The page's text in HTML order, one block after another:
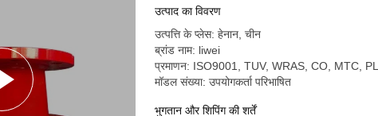
उत्पाद का विवरण
उत्पत्ति के प्लेस: हेनान, चीन
ब्रांड नाम: liwei
प्रमाणन: ISO9001, TUV, WRAS, CO, MTC,
मॉडल संख्या: उपयोगकर्ता परिभाषित
भुगतान और शिपिंग की शर्तें